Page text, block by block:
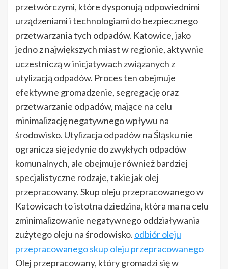
przetwórczymi, które dysponują odpowiednimi
urządzeniami i technologiami do bezpiecznego
przetwarzania tych odpadów. Katowice, jako
jedno z największych miast w regionie, aktywnie
uczestniczą w inicjatywach związanych z
utylizacją odpadów. Proces ten obejmuje
efektywne gromadzenie, segregację oraz
przetwarzanie odpadów, mające na celu
minimalizację negatywnego wpływu na
środowisko. Utylizacja odpadów na Śląsku nie
ogranicza się jedynie do zwykłych odpadów
komunalnych, ale obejmuje również bardziej
specjalistyczne rodzaje, takie jak olej
przepracowany. Skup oleju przepracowanego w
Katowicach to istotna dziedzina, która ma na celu
zminimalizowanie negatywnego oddziaływania
zużytego oleju na środowisko. odbiór oleju
przepracowanegoskup oleju przepracowanego
Olej przepracowany, który gromadzi się w